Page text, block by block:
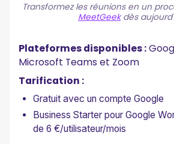
Transformez les réunions en un
MeetGeekdès
Plateformes disponibles :
Microsoft Teams et Zoom
Tarification :
Gratuit avec un compte Google
Business Starter pour Google
de 6 €/utilisateur/mois